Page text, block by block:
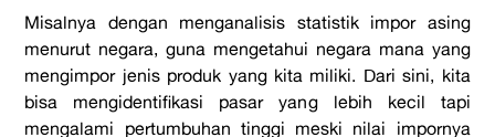
Misalnya dengan menganalisis statistik impor asing
menurut negara, guna mengetahui negara mana yang
mengimpor jenis produk yang kita miliki. Dari sini, kita
bisa mengidentifikasi pasar yang lebih kecil tapi
mengalami pertumbuhan tinggi meski nilai impornya